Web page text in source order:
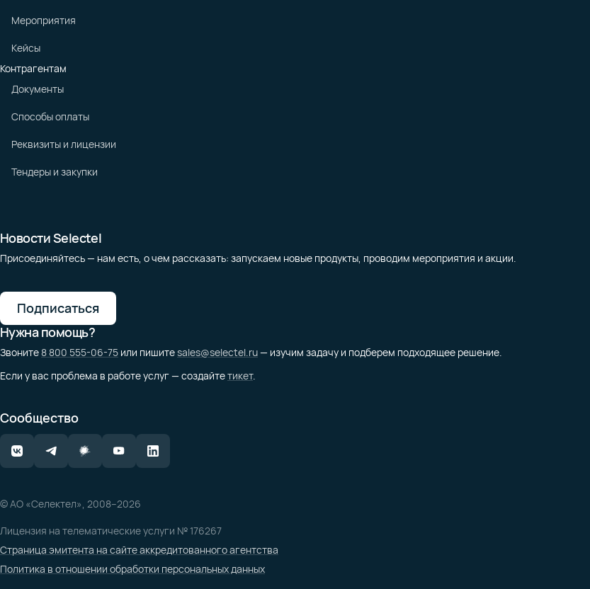
Мероприятия
Кейсы
Контрагентам
Документы
Способы оплаты
Реквизиты и лицензии
Тендеры и закупки
Новости Selectel
Присоединяйтесь — нам есть, о чем рассказать: запускаем новые продукты, проводим мероприятия и акции.
Подписаться
Нужна помощь?
Звоните 8 800 555-06-75 или пишитеsales@selectel.ru— изучим задачу и подберем подходящее решение.
Если у вас проблема в работе услуг — создайтетикет.
Сообщество
© АО «Селектел», 2008–2026
Лицензия на телематические услуги № 176267
Страница эмитента на сайте аккредитованного агентства
Политика в отношении обработки персональных данных